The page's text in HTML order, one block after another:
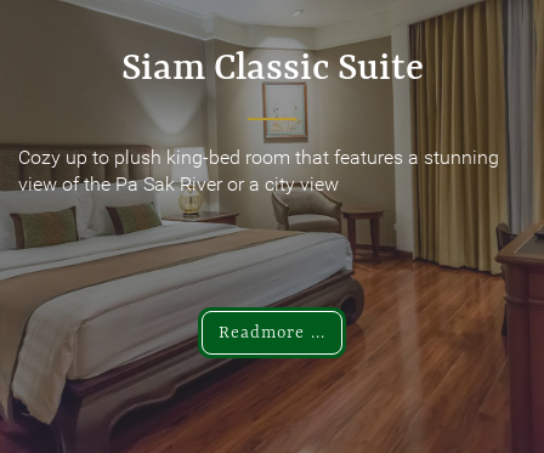
Siam Classic Suite
Cozy up to plush king-bed room that features a stunning
view of the Pa Sak River or a city view
Readmore ...
Siam Classic Suite
Cozy up to plush king-bed room that features a stunning
view of the Pa Sak River or a city view
Readmore ...